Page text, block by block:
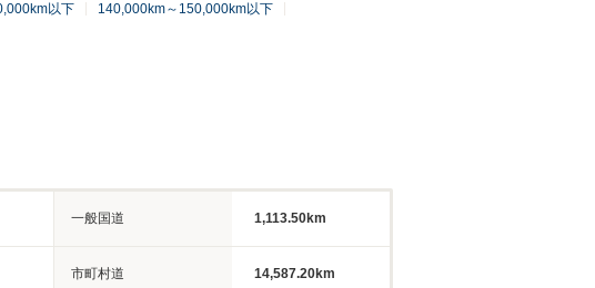
以下
140,000km～150,000km以下
一般国道 1,113.50km
市町村道 14,587.20km